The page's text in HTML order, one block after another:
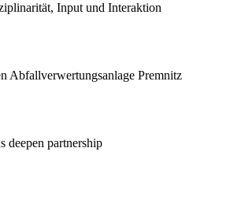
Input und Interaktion
Abfallverwertungsanlage Premnitz
deepen partnership